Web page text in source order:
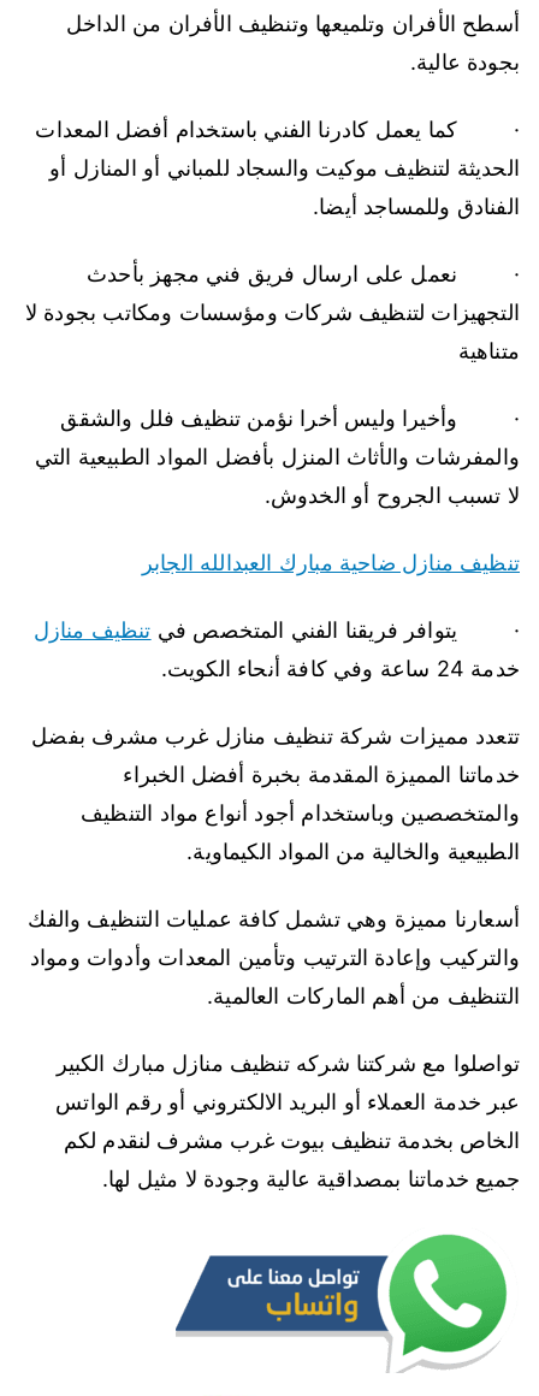
أسطح الأفران وتلميعها وتنظيف الأفران من الداخل
بجودة عالية.
· كما يعمل كادرنا الفني باستخدام أفضل المعدات
الحديثة لتنظيف موكيت والسجاد للمباني أو المنازل أو
الفنادق وللمساجد أيضا.
· نعمل على ارسال فريق فني مجهز بأحدث
التجهيزات لتنظيف شركات ومؤسسات ومكاتب بجودة لا
متناهية
· وأخيرا وليس أخرا نؤمن تنظيف فلل والشقق
والمفرشات والأثاث المنزل بأفضل المواد الطبيعية التي
لا تسبب الجروح أو الخدوش.
تنظيف منازل ضاحية مبارك العبدالله الجابر
· يتوافر فريقنا الفني المتخصص في تنظيف منازل
خدمة 24 ساعة وفي كافة أنحاء الكويت.
تتعدد مميزات شركة تنظيف منازل غرب مشرف بفضل
خدماتنا المميزة المقدمة بخبرة أفضل الخبراء
والمتخصصين وباستخدام أجود أنواع مواد التنظيف
الطبيعية والخالية من المواد الكيماوية.
أسعارنا مميزة وهي تشمل كافة عمليات التنظيف والفك
والتركيب وإعادة الترتيب وتأمين المعدات وأدوات ومواد
التنظيف من أهم الماركات العالمية.
تواصلوا مع شركتنا شركه تنظيف منازل مبارك الكبير
عبر خدمة العملاء أو البريد الالكتروني أو رقم الواتس
الخاص بخدمة تنظيف بيوت غرب مشرف لنقدم لكم
جميع خدماتنا بمصداقية عالية وجودة لا مثيل لها.